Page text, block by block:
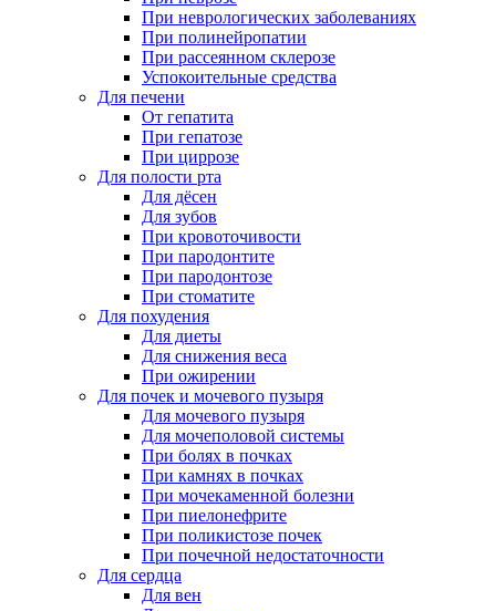
При неврологических заболеваниях
При полинейропатии
При рассеянном склерозе
Успокоительные средства
Для печени
От гепатита
При гепатозе
При циррозе
Для полости рта
Для дёсен
Для зубов
При кровоточивости
При пародонтите
При пародонтозе
При стоматите
Для похудения
Для диеты
Для снижения веса
При ожирении
Для почек и мочевого пузыря
Для мочевого пузыря
Для мочеполовой системы
При болях в почках
При камнях в почках
При мочекаменной болезни
При пиелонефрите
При поликистозе почек
При почечной недостаточности
Для сердца
Для вен